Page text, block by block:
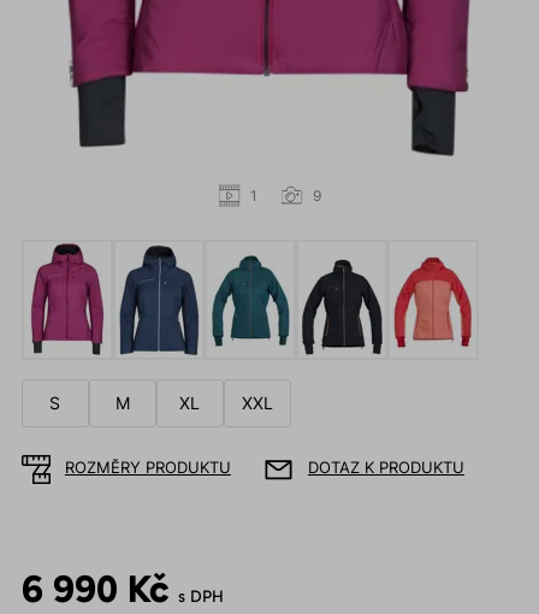
1 9
S M XL XXL
ROZMĚRY PRODUKTU DOTAZ K PRODUKTU
6 990 Kč s DPH